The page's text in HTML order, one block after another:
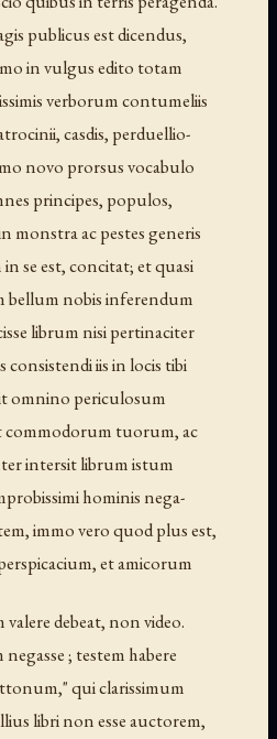
publicus est dicendus,
in vulgus edito totam
verborum contumeliis
casdis, perduellio-
novo prorsus vocabulo
principes, populos,
monstra ac pestes generis
se est, concitat; et quasi
bellum nobis inferendum
librum nisi pertinaciter
iis in locis tibi
omnino periculosum
tuorum, ac
intersit librum istum
hominis nega-
immo vero quod plus est,
et amicorum
debeat, non video.
; testem habere
qui clarissimum
libri non esse auctorem,